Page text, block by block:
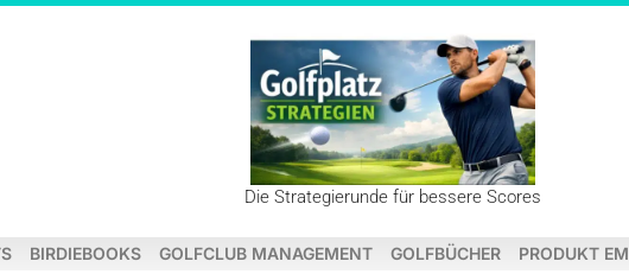
Die Strategierunde für bessere Scores
BIRDIEBOOKS GOLFCLUB MANAGEMENT GOLFBÜCHER PRODUKT